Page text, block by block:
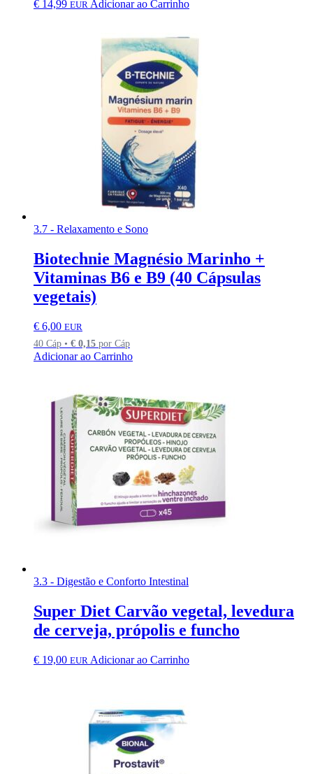
€ 14,99 EUR Adicionar ao Carrinho
3.7 - Relaxamento e Sono
Biotechnie Magnésio Marinho +
Vitaminas B6 e B9 (40 Cápsulas
vegetais)
€ 6,00 EUR
40 Cáp • € 0,15 por Cáp
Adicionar ao Carrinho
3.3 - Digestão e Conforto Intestinal
Super Diet Carvão vegetal, levedura
de cerveja, própolis e funcho
€ 19,00 EUR Adicionar ao Carrinho